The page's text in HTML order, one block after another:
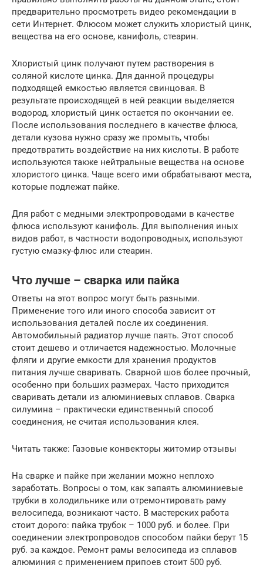
предварительно просмотреть видео рекомендации в
сети Интернет. Флюсом может служить хлористый цинк,
вещества на его основе, канифоль, стеарин.
Хлористый цинк получают путем растворения в
соляной кислоте цинка. Для данной процедуры
подходящей емкостью является свинцовая. В
результате происходящей в ней реакции выделяется
водород, хлористый цинк остается по окончании ее.
После использования последнего в качестве флюса,
детали кузова нужно сразу же промыть, чтобы
предотвратить воздействие на них кислоты. В работе
используются также нейтральные вещества на основе
хлористого цинка. Чаще всего ими обрабатывают места,
которые подлежат пайке.
Для работ с медными электропроводами в качестве
флюса используют канифоль. Для выполнения иных
видов работ, в частности водопроводных, используют
густую смазку-флюс или стеарин.
Что лучше – сварка или пайка
Ответы на этот вопрос могут быть разными.
Применение того или иного способа зависит от
использования деталей после их соединения.
Автомобильный радиатор лучше паять. Этот способ
стоит дешево и отличается надежностью. Молочные
фляги и другие емкости для хранения продуктов
питания лучше сваривать. Сварной шов более прочный,
особенно при больших размерах. Часто приходится
сваривать детали из алюминиевых сплавов. Сварка
силумина – практически единственный способ
соединения, не считая использования клея.
Читать также: Газовые конвекторы житомир отзывы
На сварке и пайке при желании можно неплохо
заработать. Вопросы о том, как запаять алюминиевые
трубки в холодильнике или отремонтировать раму
велосипеда, возникают часто. В мастерских работа
стоит дорого: пайка трубок – 1000 руб. и более. При
соединении электропроводов способом пайки берут 15
руб. за каждое. Ремонт рамы велосипеда из сплавов
алюминия с применением припоев стоит 500 руб.